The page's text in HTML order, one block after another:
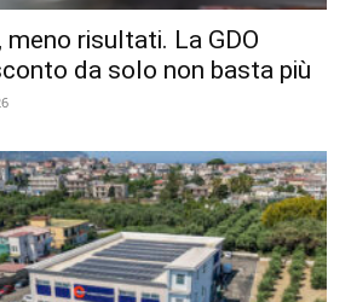
meno risultati. La GDO
da solo non basta più